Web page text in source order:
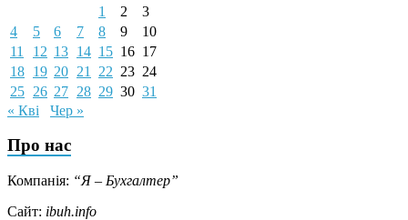
1
2
3
4
5 6 7 8 9
10
11
12 13 14 15 16 17
18 19 20 21 22 23 24
25 26 27 28 29 30 31
« Кві
Чер »
Про нас
Компанія: “Я – Бухгалтер”
Сайт: ibuh.info